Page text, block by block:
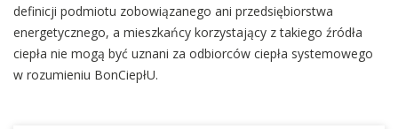
definicji podmiotu zobowiązanego ani przedsiębiorstwa
energetycznego, a mieszkańcy korzystający z takiego źródła
ciepła nie mogą być uznani za odbiorców ciepła systemowego
w rozumieniu BonCiepłU.